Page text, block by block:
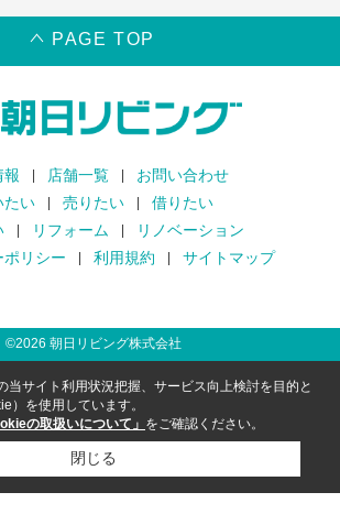
PAGE TOP
報 店舗一覧
お問い合わせ
たい
売りたい
借りたい
リフォーム
リノベーション
ポリシー
利用規約 サイトマップ
©2026 朝日リビング株式会社
当サイト利用状況把握、サービス向上検討を目的と
）を使用しています。
の取扱いについて」 をご確認ください。
閉じる